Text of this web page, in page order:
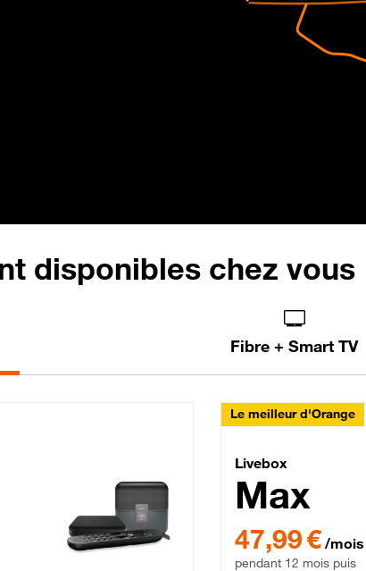
disponibles chez vous
Fibre + Smart TV
Fibre
12 mois puis 42,99 € par mois, Engagement 12 mois
Le meilleur d'Orange
Livebox
Livebox
Max
47,99 € par mois
47,99 € /mois
pendant 12 mois puis